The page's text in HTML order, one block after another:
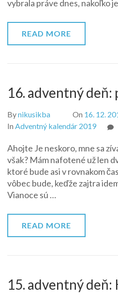
vybrala práve dnes, nakoľko
READ MORE
16. adventný deň:
Bynikusikba On 16. 12.
In Adventný kalendár 2019
Ahojte Je neskoro, mne sa
však? Mám nafotené už len
ktoré bude asi v rovnakom
vôbec bude, keďže zajtra
Vianoce sú …
READ MORE
15. adventný deň: